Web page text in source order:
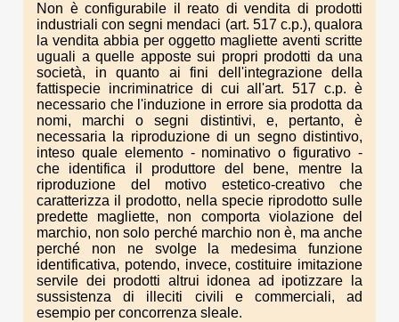
Non è configurabile il reato di vendita di prodotti
industriali con segni mendaci (art. 517 c.p.), qualora
la vendita abbia per oggetto magliette aventi scritte
uguali a quelle apposte sui propri prodotti da una
società, in quanto ai fini dell'integrazione della
fattispecie incriminatrice di cui all'art. 517 c.p. è
necessario che l'induzione in errore sia prodotta da
nomi, marchi o segni distintivi, e, pertanto, è
necessaria la riproduzione di un segno distintivo,
inteso quale elemento - nominativo o figurativo -
che identifica il produttore del bene, mentre la
riproduzione del motivo estetico-creativo che
caratterizza il prodotto, nella specie riprodotto sulle
predette magliette, non comporta violazione del
marchio, non solo perché marchio non è, ma anche
perché non ne svolge la medesima funzione
identificativa, potendo, invece, costituire imitazione
servile dei prodotti altrui idonea ad ipotizzare la
sussistenza di illeciti civili e commerciali, ad
esempio per concorrenza sleale.